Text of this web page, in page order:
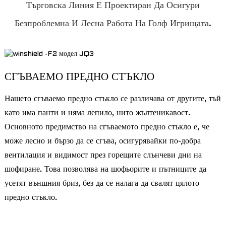
Търговска Линия Е Проектиран Да Осигури
Безпроблемна И Лесна Работа На Голф Игрищата.
СГЪВАЕМО ПРЕДНО СТЪКЛО
Нашето сгъваемо предно стъкло се различава от другите, тъй
като има панти и няма лепило, нито жълтеникавост.
Основното предимство на сгъваемото предно стъкло е, че
може лесно и бързо да се сгъва, осигурявайки по-добра
вентилация и видимост през горещите слънчеви дни на
шофиране. Това позволява на шофьорите и пътниците да
усетят външния бриз, без да се налага да свалят цялото
предно стъкло.